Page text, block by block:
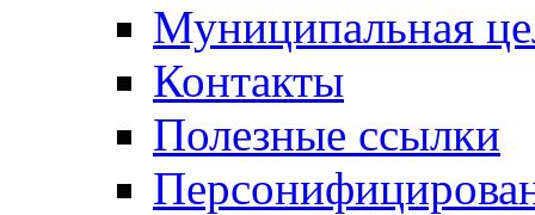
Муниципальная
Контакты
Полезные ссылки